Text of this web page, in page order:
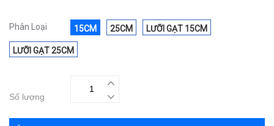
Phân Loại 15CM 25CM LƯỠI GẠT 15CM
LƯỠI GẠT 25CM
Số lượng